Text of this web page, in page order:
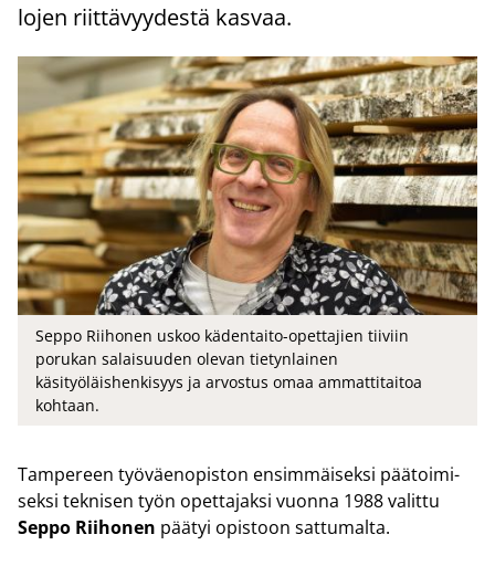
lo­jen riit­tä­vyy­des­tä kas­vaa.
Seppo Riihonen uskoo kädentaito-opettajien tiiviin
porukan salaisuuden olevan tietynlainen
käsityöläishenkisyys ja arvostus omaa ammattitaitoa
kohtaan.
Tam­pe­reen työ­väen­opis­ton en­sim­mäi­sek­si pää­toi­mi­
sek­si tek­ni­sen työn opet­ta­jak­si vuon­na 1988 va­lit­tu
Seppo Rii­ho­nen pää­tyi opis­toon sat­tu­mal­ta.